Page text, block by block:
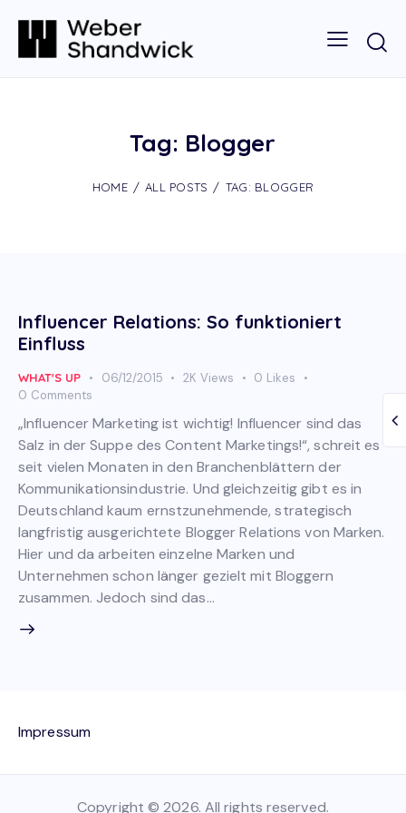
Tag: Blogger
HOME ALL POSTS TAG: BLOGGER
Influencer Relations: So funktioniert
Einfluss
WHAT'S UP 06/12/2015 2K Views 0 Likes
0 Comments
„Influencer Marketing ist wichtig! Influencer sind das
Salz in der Suppe des Content Marketings!“, schreit es
seit vielen Monaten in den Branchenblättern der
Kommunikationsindustrie. Und gleichzeitig gibt es in
Deutschland kaum ernstzunehmende, strategisch
langfristig ausgerichtete Blogger Relations von Marken.
Hier und da arbeiten einzelne Marken und
Unternehmen schon länger gezielt mit Bloggern
zusammen. Jedoch sind das…
Impressum
Copyright © 2026. All rights reserved.